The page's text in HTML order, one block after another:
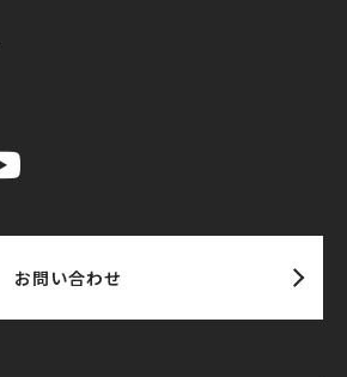
お問い合わせ